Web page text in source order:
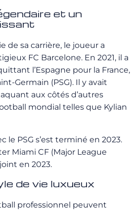
et un
de sa carrière, le joueur a
FC Barcelone. En 2021, il a
l’Espagne pour la France,
Germain (PSG). Il y avait
aux côtés d’autres
mondial telles que Kylian
le PSG s’est terminé en 2023.
Miami CF (Major League
en 2023.
de vie luxueux
professionnel peuvent